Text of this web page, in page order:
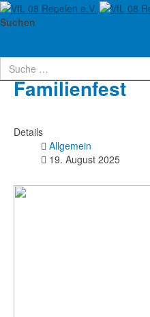
Suchen
Aktuelle Seite:
Familienfest
Details
Allgemein
19. August 2025